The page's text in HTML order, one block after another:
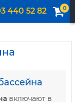
440 52 82 0
включают в